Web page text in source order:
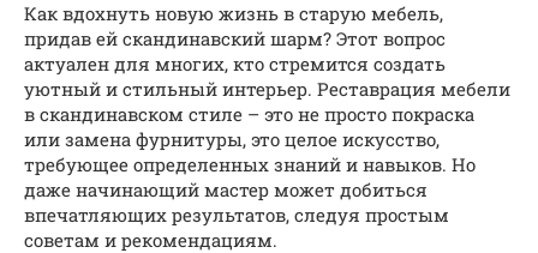
Как вдохнуть новую жизнь в старую мебель,
придав ей скандинавский шарм? Этот вопрос
актуален для многих, кто стремится создать
уютный и стильный интерьер. Реставрация мебели
в скандинавском стиле – это не просто покраска
или замена фурнитуры, это целое искусство,
требующее определенных знаний и навыков. Но
даже начинающий мастер может добиться
впечатляющих результатов, следуя простым
советам и рекомендациям.